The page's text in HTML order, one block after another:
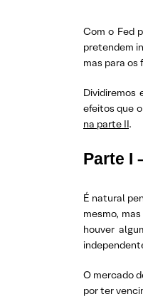
Com o Fed
pretendem
mas para os
Dividiremos
efeitos que
na parte II.
Parte I
É natural
mesmo,
houver
O mercado
por ter